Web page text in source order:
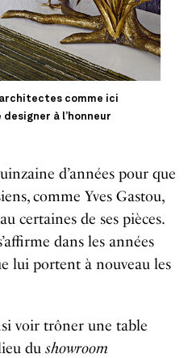
comme ici
à l’honneur
d’années pour que
comme Yves Gastou,
certaines de ses pièces.
dans les années
lui portent à nouveau les
voir trôner une table
du showroom